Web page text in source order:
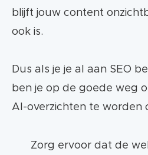
blijft jouw content
ook is.
Dus als je je al aan SEO
ben je op de goede weg
AI-overzichten te worden
Zorg ervoor dat de